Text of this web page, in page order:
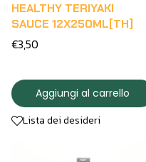
HEALTHY TERIYAKI
SAUCE 12X250ML[TH]
€3,50
Aggiungi al carrello
Lista dei desideri